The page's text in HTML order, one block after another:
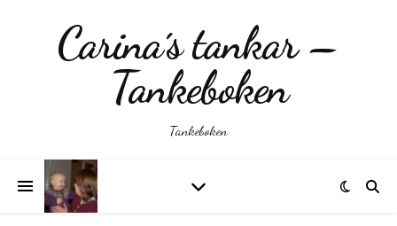
Carina´s tankar –
Tankeboken
Tankeboken